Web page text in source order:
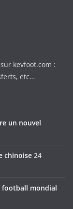
kevfoot.com :
etc…
un nouvel
chinoise 24
football mondial